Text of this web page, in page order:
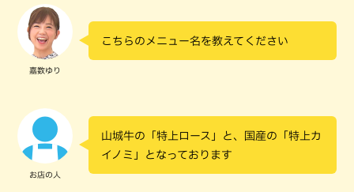
嘉数ゆり
こちらのメニュー名を教えてください
お店の人
山城牛の「特上ロース」と、国産の「特上カ
イノミ」となっております